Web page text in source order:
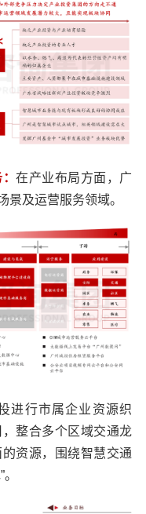
：在产业布局方面，广
景及运营服务领域。
进行市属企业资源织
整合多个区域交通龙
资源，围绕智慧交通